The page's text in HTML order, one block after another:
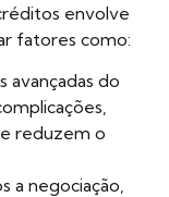
envolve
fatores como:
avançadas do
reduzem o
a negociação,